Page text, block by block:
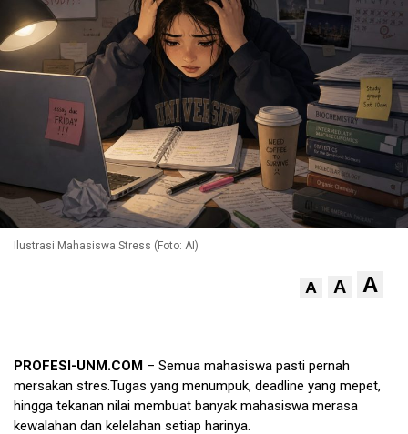
Ilustrasi Mahasiswa Stress (Foto: AI)
A A A
PROFESI-UNM.COM – Semua mahasiswa pasti pernah
mersakan stres.Tugas yang menumpuk, deadline yang mepet,
hingga tekanan nilai membuat banyak mahasiswa merasa
kewalahan dan kelelahan setiap harinya.